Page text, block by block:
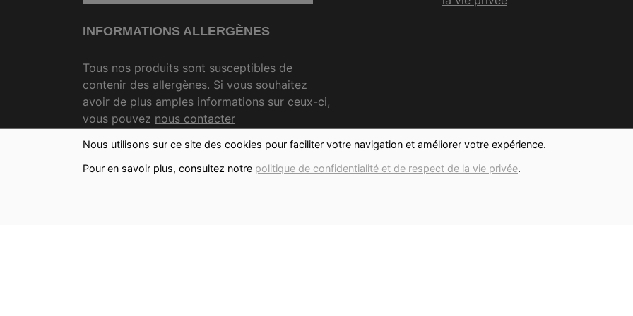
Nous utilisons sur ce site des cookies pour faciliter votre navigation et améliorer votre expérience.
Pour en savoir plus, consultez notre politique de confidentialité et de respect de la vie privée.
INFORMATIONS ALLERGÈNES
Tous nos produits sont susceptibles de
contenir des allergènes. Si vous souhaitez
avoir de plus amples informations sur ceux-ci,
vous pouvez nous contacter